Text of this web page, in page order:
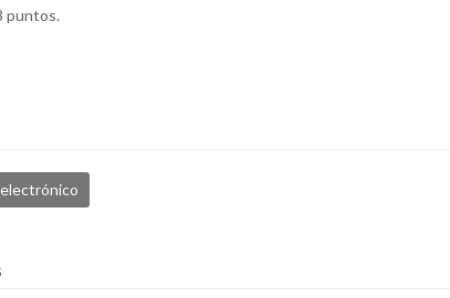
puntos.